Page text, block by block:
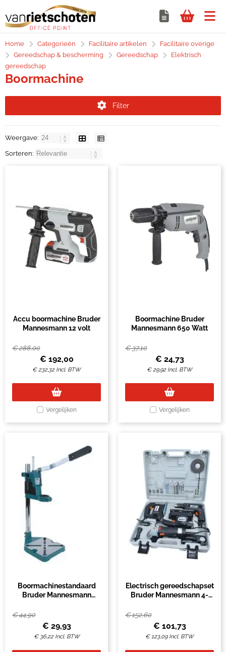
Home Categorieën Facilitaire artikelen
Facilitaire overige
Gereedschap & bescherming
Gereedschap
Elektrisch
gereedschap
Boormachine
Filter
Weergave:
Sorteren:
Accu boormachine Bruder
Mannesmann 12 volt
€288,00
€ 192,00
€232,32 Incl. BTW
Vergelijken
Boormachine Bruder
Mannesmann 650 Watt
€37,10
€ 24,73
€29,92 Incl. BTW
Vergelijken
Boormachinestandaard
Bruder Mannesmann
€44,90
€ 29,93
€ 36,22 Incl. BTW
Electrisch gereedschapset
Bruder Mannesmann 4-
€152,60
€ 101,73
€123,09 Incl. BTW